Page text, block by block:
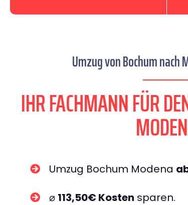
Umzug von Bochum nach
IHR FACHMANN FÜR
Umzug Bochum Modena
⌀ 113,50€ Kosten sparen.